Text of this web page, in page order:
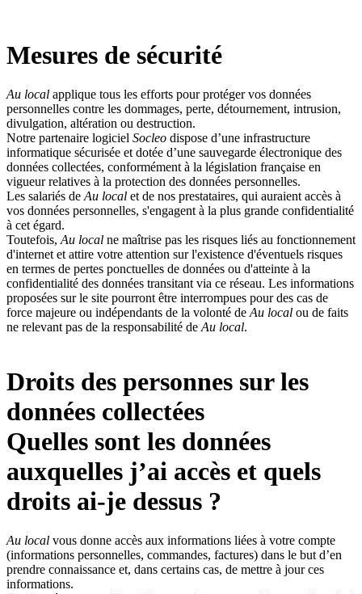
Mesures de sécurité
Au local applique tous les efforts pour protéger vos données
personnelles contre les dommages, perte, détournement, intrusion,
divulgation, altération ou destruction.
Notre partenaire logiciel Socleo dispose d’une infrastructure
informatique sécurisée et dotée d’une sauvegarde électronique des
données collectées, conformément à la législation française en
vigueur relatives à la protection des données personnelles.
Les salariés de Au local et de nos prestataires, qui auraient accès à
vos données personnelles, s'engagent à la plus grande confidentialité
à cet égard.
Toutefois, Au local ne maîtrise pas les risques liés au fonctionnement
d'internet et attire votre attention sur l'existence d'éventuels risques
en termes de pertes ponctuelles de données ou d'atteinte à la
confidentialité des données transitant via ce réseau. Les informations
proposées sur le site pourront être interrompues pour des cas de
force majeure ou indépendants de la volonté de Au local ou de faits
ne relevant pas de la responsabilité de Au local.
Droits des personnes sur les
données collectées
Quelles sont les données
auxquelles j’ai accès et quels
droits ai-je dessus ?
Au local vous donne accès aux informations liées à votre compte
(informations personnelles, commandes, factures) dans le but d’en
prendre connaissance et, dans certains cas, de mettre à jour ces
informations.